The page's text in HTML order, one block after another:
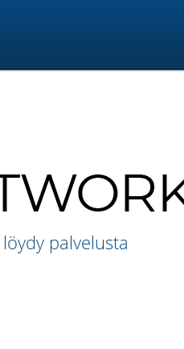
palvelusta